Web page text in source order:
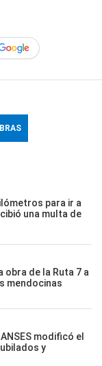
para ir a
una multa de
obra de la Ruta 7 a
mendocinas
modificó el
y